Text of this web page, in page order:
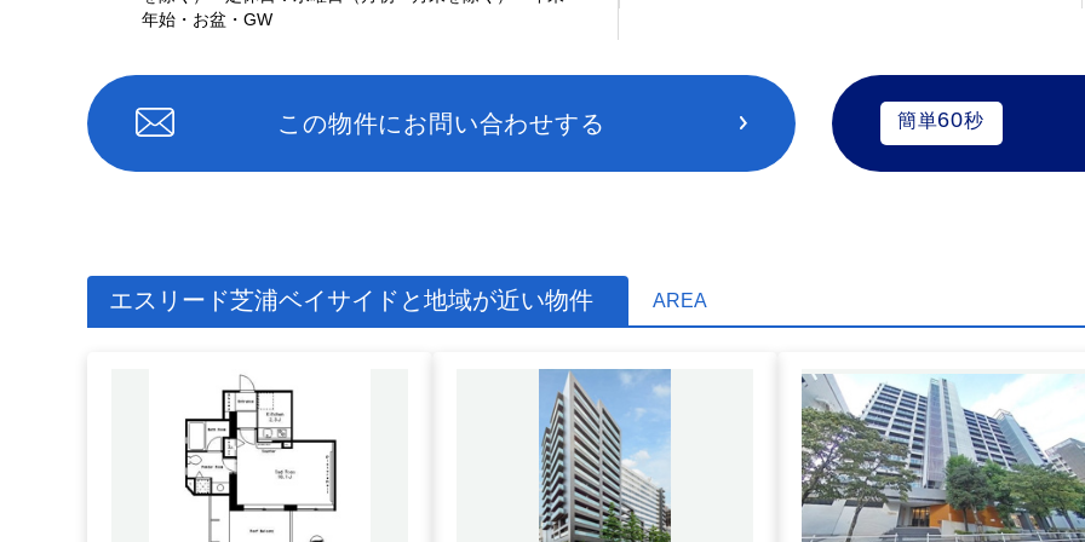
年始・お盆・GW
この物件にお問い合わせする 簡単60秒
エスリード芝浦ベイサイドと地域が近い物件 AREA